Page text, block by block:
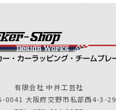
有限会社 中井工芸社
0041 大阪府交野市私部西4-3-29